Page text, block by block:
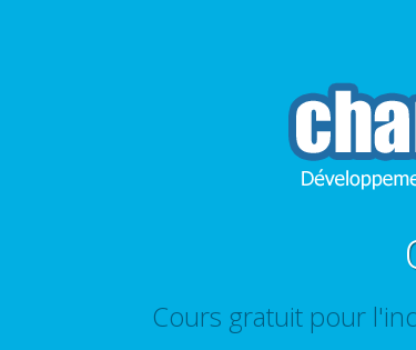
Cours gratuit pour